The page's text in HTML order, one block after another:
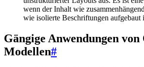
wenn der Inhalt wie
wie isolierte Beschriftungen aufgebaut
Gängige Anwendungen von
Modellen#